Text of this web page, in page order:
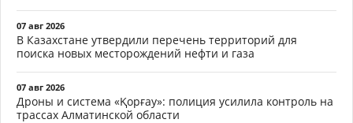
07 авг 2026
В Казахстане утвердили перечень территорий для
поиска новых месторождений нефти и газа
07 авг 2026
Дроны и система «Қорғау»: полиция усилила контроль на
трассах Алматинской области